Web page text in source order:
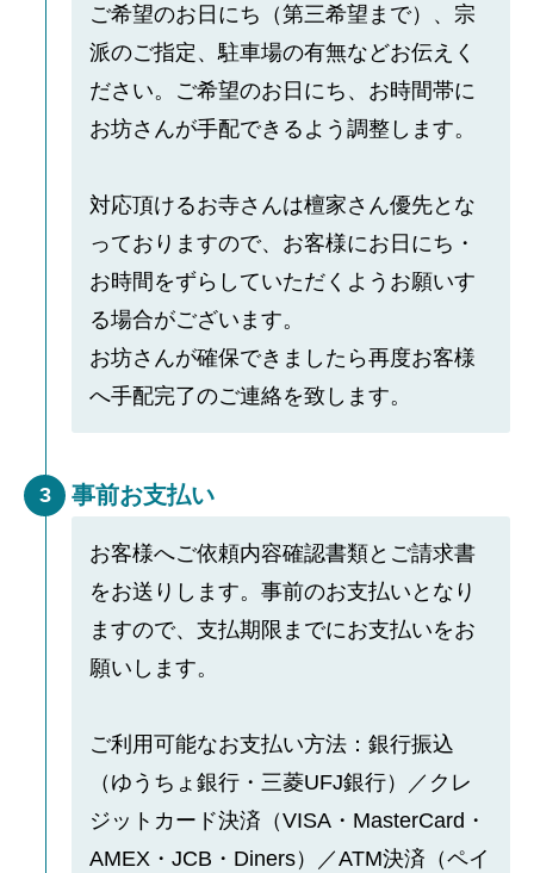
ご希望のお日にち（第三希望まで）、宗
派のご指定、駐車場の有無などお伝えく
ださい。ご希望のお日にち、お時間帯に
お坊さんが手配できるよう調整します。
対応頂けるお寺さんは檀家さん優先とな
っておりますので、お客様にお日にち・
お時間をずらしていただくようお願いす
る場合がございます。
お坊さんが確保できましたら再度お客様
へ手配完了のご連絡を致します。
3 事前お支払い
お客様へご依頼内容確認書類とご請求書
をお送りします。事前のお支払いとなり
ますので、支払期限までにお支払いをお
願いします。
ご利用可能なお支払い方法：銀行振込
（ゆうちょ銀行・三菱UFJ銀行）／クレ
ジットカード決済（VISA・MasterCard・
AMEX・JCB・Diners）／ATM決済（ペイ